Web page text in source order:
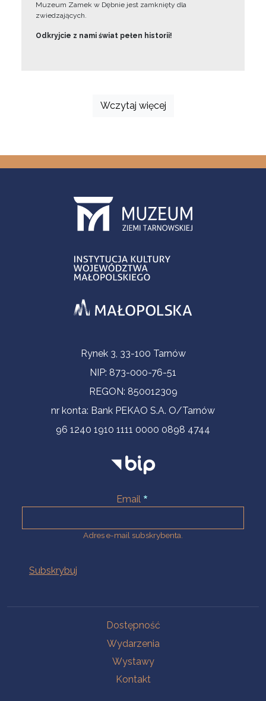
Muzeum Zamek w Dębnie jest zamknięty dla
zwiedzających.
Odkryjcie z nami świat pełen historii!
Wczytaj więcej
Informacje kontaktoweRynek 3, 33-100 Tarnów
NIP: 873-000-76-51
REGON: 850012309
nr konta: Bank PEKAO S.A. O/Tarnów
96 1240 1910 1111 0000 0898 4744
Email
Adres e-mail subskrybenta.
Dostępność
Wydarzenia
Wystawy
Kontakt